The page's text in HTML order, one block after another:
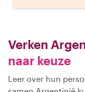
Verken
naar keuze
Leer over hun